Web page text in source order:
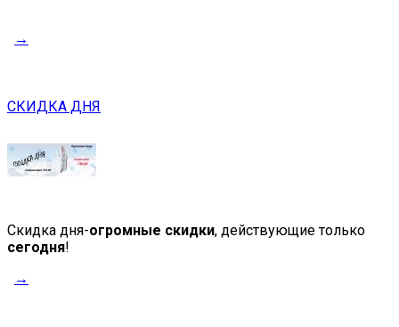
→
СКИДКА ДНЯ
Скидка дня-огромные скидки, действующие только
сегодня!
→